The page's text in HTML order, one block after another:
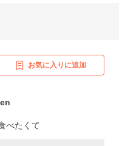
お気に入りに追加
べたくて